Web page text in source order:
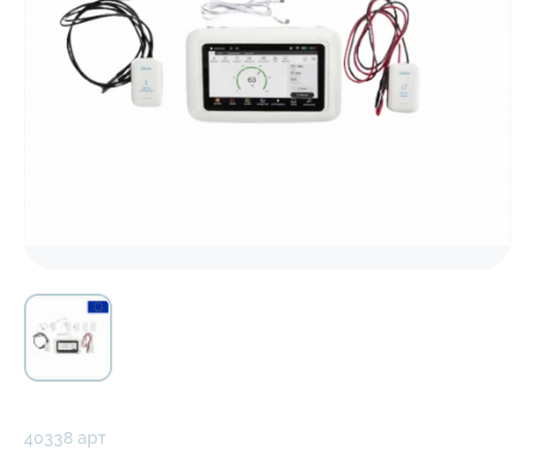
40338 арт